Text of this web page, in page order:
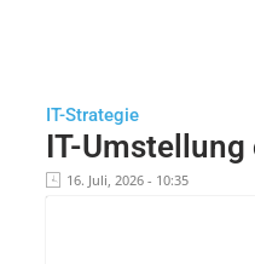
IT-Strategie
IT-
16. Juli, 2026 - 10:35